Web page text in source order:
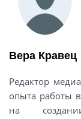
Вера Кравец
Редактор
опыта работы
на